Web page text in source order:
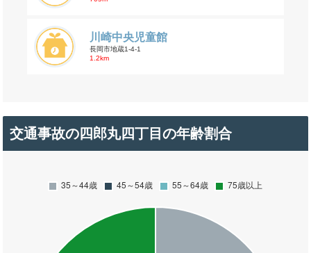
川崎中央児童館
長岡市地蔵1-4-1
1.2km
交通事故の四郎丸四丁目の年齢割合